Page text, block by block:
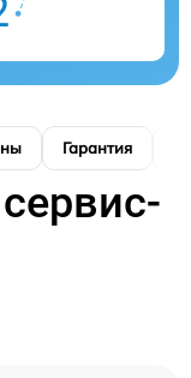
Гарантия